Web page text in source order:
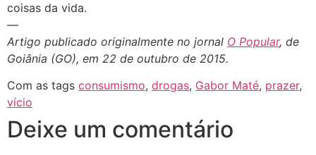
coisas da vida.
—
Artigo publicado originalmente no jornal O Popular, de
Goiânia (GO), em 22 de outubro de 2015.
Com as tags consumismo, drogas, Gabor Maté, prazer,
vício
Deixe um comentário